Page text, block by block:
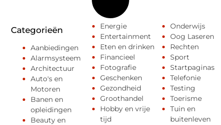
Categorieën
Aanbiedingen
Alarmsysteem
Architectuur
Auto's en
Motoren
Banen en
opleidingen
Beauty en
Energie
Entertainment
Eten en drinken
Financieel
Fotografie
Geschenken
Gezondheid
Groothandel
Hobby en vrije
tijd
Onderwijs
Oog Laseren
Rechten
Sport
Startpaginas
Telefonie
Testing
Toerisme
Tuin en
buitenleven